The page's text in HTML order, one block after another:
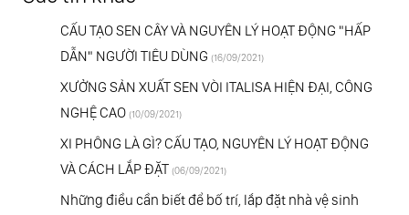
CẤU TẠO SEN CÂY VÀ NGUYÊN LÝ HOẠT ĐỘNG "HẤP
DẪN" NGƯỜI TIÊU DÙNG (16/09/2021)
XƯỞNG SẢN XUẤT SEN VÒI ITALISA HIỆN ĐẠI, CÔNG
NGHỆ CAO (10/09/2021)
XI PHÔNG LÀ GÌ? CẤU TẠO, NGUYÊN LÝ HOẠT ĐỘNG
VÀ CÁCH LẮP ĐẶT (06/09/2021)
Những điều cần biết để bố trí, lắp đặt nhà vệ sinh